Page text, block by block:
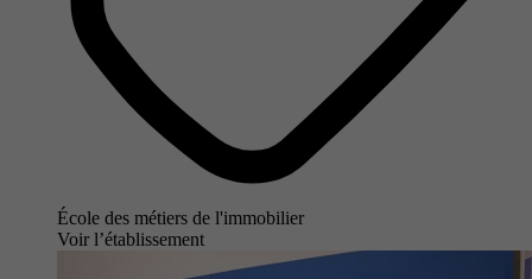
École des métiers de l'immobilier
Voir l’établissement